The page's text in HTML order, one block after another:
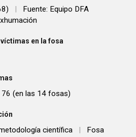
|
Fuente: Equipo DFA
en la fosa
(en las 14 fosas)
científica |
Fosa